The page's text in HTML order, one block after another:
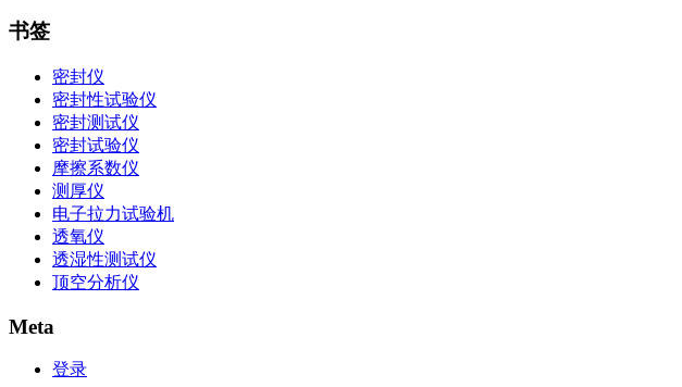
书签
密封仪
密封性试验仪
密封测试仪
密封试验仪
摩擦系数仪
测厚仪
电子拉力试验机
透氧仪
透湿性测试仪
顶空分析仪
Meta
登录